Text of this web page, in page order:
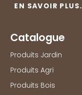
EN SAVOIR
Catalogue
Produits Jardin
Produits Agri
Produits Bois